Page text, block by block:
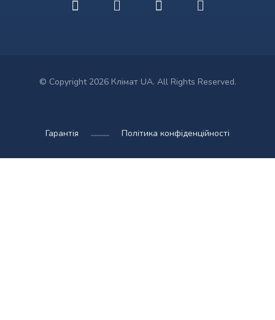
© Copyright 2026 Клімат UA. All Rights Reserved.
Політика конфіденційності
Гарантія